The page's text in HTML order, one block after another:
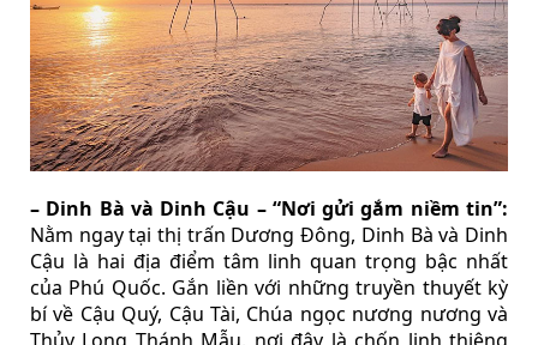
– Dinh Bà và Dinh Cậu – “Nơi gửi gắm niềm tin”:
Nằm ngay tại thị trấn Dương Đông, Dinh Bà và Dinh
Cậu là hai địa điểm tâm linh quan trọng bậc nhất
của Phú Quốc. Gắn liền với những truyền thuyết kỳ
bí về Cậu Quý, Cậu Tài, Chúa ngọc nương nương và